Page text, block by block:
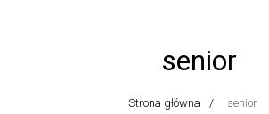
senior
Strona główna senior